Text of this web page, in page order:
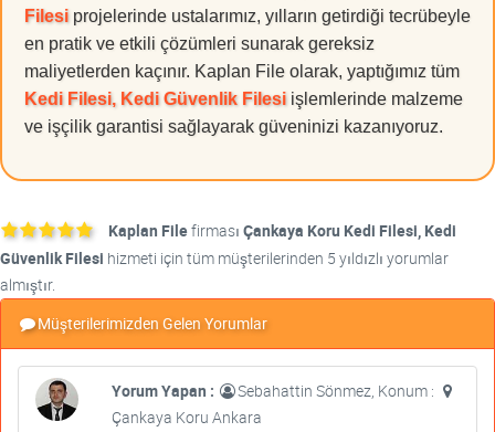
Filesi projelerinde ustalarımız, yılların getirdiği tecrübeyle
en pratik ve etkili çözümleri sunarak gereksiz
maliyetlerden kaçınır. Kaplan File olarak, yaptığımız tüm
Kedi Filesi, Kedi Güvenlik Filesi işlemlerinde malzeme
ve işçilik garantisi sağlayarak güveninizi kazanıyoruz.
Kaplan Filefirması Çankaya Koru Kedi Filesi, Kedi
Güvenlik Filesi hizmeti için tüm müşterilerinden 5 yıldızlı yorumlar
almıştır.
Müşterilerimizden Gelen Yorumlar
Yorum Yapan :
Sebahattin Sönmez, Konum :
Çankaya Koru Ankara